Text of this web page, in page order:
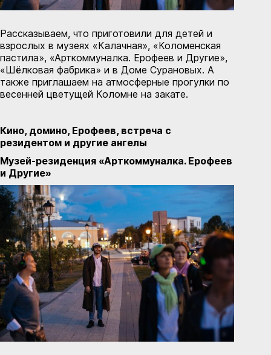
Рассказываем, что приготовили для детей и
взрослых в музеях «Калачная», «Коломенская
пастила», «Арткоммуналка. Ерофеев и Другие»,
«Шёлковая фабрика» и в Доме Сурановых. А
также приглашаем на атмосферные прогулки по
весенней цветущей Коломне на закате.
Кино, домино, Ерофеев, встреча с
резидентом и другие ангелы
Музей-резиденция «Арткоммуналка. Ерофеев
и Другие»